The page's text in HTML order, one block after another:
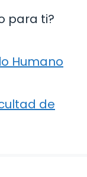
para ti?
Humano
de